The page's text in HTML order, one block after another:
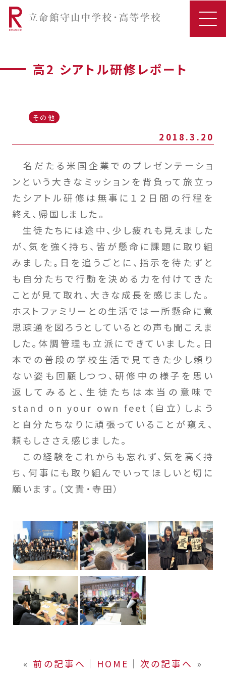
高2 シアトル研修レポート
その他
2018.3.20
名だたる米国企業でのプレゼンテーショ
ンという大きなミッションを背負って旅立っ
たシアトル研修は無事に１２日間の行程を
終え、帰国しました。
生徒たちには途中、少し疲れも見えました
が、気を強く持ち、皆が懸命に課題に取り組
みました。日を追うごとに、指示を待たずと
も自分たちで行動を決める力を付けてきた
ことが見て取れ、大きな成長を感じました。
ホストファミリーとの生活では一所懸命に意
思疎通を図ろうとしているとの声も聞こえま
した。体調管理も立派にできていました。日
本での普段の学校生活で見てきた少し頼り
ない姿も回顧しつつ、研修中の様子を思い
返してみると、生徒たちは本当の意味で
stand on your own feet（自立）しよう
と自分たちなりに頑張っていることが窺え、
頼もしささえ感じました。
この経験をこれからも忘れず、気を高く持
ち、何事にも取り組んでいってほしいと切に
願います。（文責・寺田）
« 前の記事へ │ HOME │ 次の記事へ »